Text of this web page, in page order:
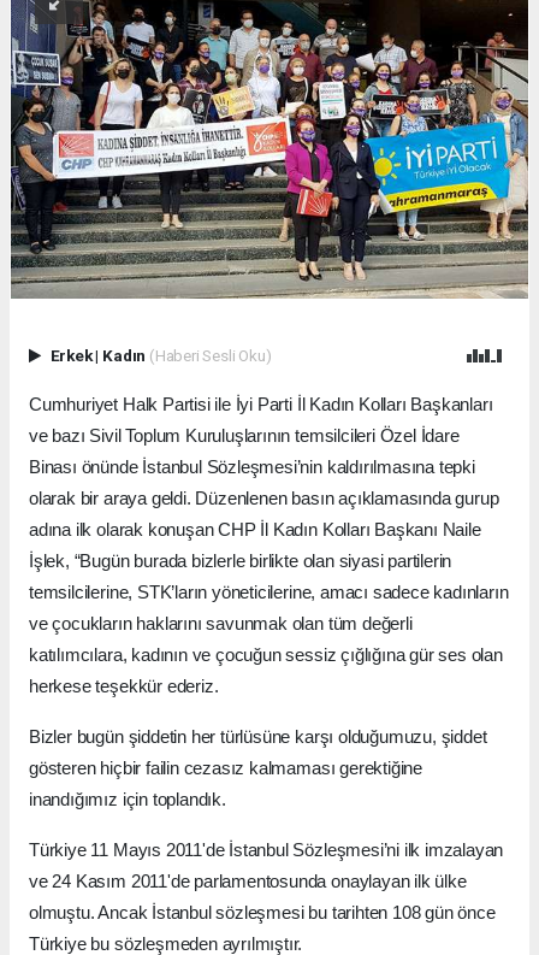
Erkek| Kadın (Haberi Sesli Oku)
Cumhuriyet Halk Partisi ile İyi Parti İl Kadın Kolları Başkanları
ve bazı Sivil Toplum Kuruluşlarının temsilcileri Özel İdare
Binası önünde İstanbul Sözleşmesi’nin kaldırılmasına tepki
olarak bir araya geldi. Düzenlenen basın açıklamasında gurup
adına ilk olarak konuşan CHP İl Kadın Kolları Başkanı Naile
İşlek, “Bugün burada bizlerle birlikte olan siyasi partilerin
temsilcilerine, STK’ların yöneticilerine, amacı sadece kadınların
ve çocukların haklarını savunmak olan tüm değerli
katılımcılara, kadının ve çocuğun sessiz çığlığına gür ses olan
herkese teşekkür ederiz.
Bizler bugün şiddetin her türlüsüne karşı olduğumuzu, şiddet
gösteren hiçbir failin cezasız kalmaması gerektiğine
inandığımız için toplandık.
Türkiye 11 Mayıs 2011'de İstanbul Sözleşmesi’ni ilk imzalayan
ve 24 Kasım 2011'de parlamentosunda onaylayan ilk ülke
olmuştu. Ancak İstanbul sözleşmesi bu tarihten 108 gün önce
Türkiye bu sözleşmeden ayrılmıştır.